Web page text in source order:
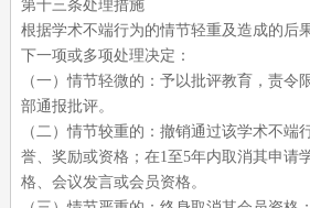
第十三条处理措施
根据学术不端行为的情节轻重及造成的后
下一项或多项处理决定：
（一）情节轻微的：予以批评教育，责令
部通报批评。
（二）情节较重的：撤销通过该学术不端
誉、奖励或资格；在1至5年内取消其申请
格、会议发言或会员资格。